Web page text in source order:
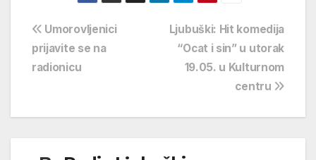
Navigacija
objava
Ljubuški: Hit komedija
“Ocat i sin” u utorak
19.05. u Kulturnom
centru
Umorovljenici
prijavite se na
radionicu